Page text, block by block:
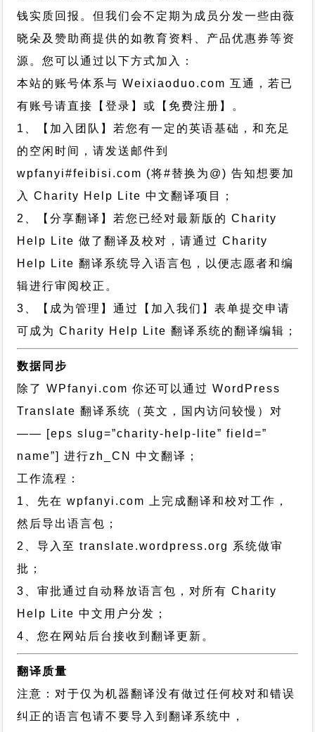
钱实质回报。但我们会不定期为成员分发一些由薇
晓朵及赞助商提供的如教育资料、产品优惠券等资
源。您可以通过以下方式加入：
本站的账号体系与Weixiaoduo.com 互通，若已
有账号请直接【登录】或【免费注册】。
1、【加入团队】若您有一定的英语基础，和充足
的空闲时间，请发送邮件到
wpfanyi#feibisi.com (将#替换为@) 告知想要加
入 Charity Help Lite 中文翻译项目；
2、【分享翻译】若您已经对最新版的 Charity
Help Lite 做了翻译及校对，请通过 Charity
Help Lite 翻译系统导入语言包，以便志愿者和编
辑进行审阅校正。
3、【成为管理】通过【加入我们】表单提交申请
可成为 Charity Help Lite 翻译系统的翻译编辑；
数据同步
除了 WPfanyi.com 你还可以通过WordPress
Translate 翻译系统（英文，国内访问较慢）对
—— [eps slug=”charity-help-lite” field=”
name”]进行zh_CN
中文翻译；
工作流程：
1、先在 wpfanyi.com 上完成翻译和校对工作，
然后导出语言包；
2、导入至 translate.wordpress.org 系统做审
批；
3、审批通过自动释放语言包，对所有 Charity
Help Lite 中文用户分发；
4、您在网站后台接收到翻译更新。
翻译质量
注意：对于仅为机器翻译没有做过任何校对和错误
纠正的语言包请不要导入到翻译系统中，